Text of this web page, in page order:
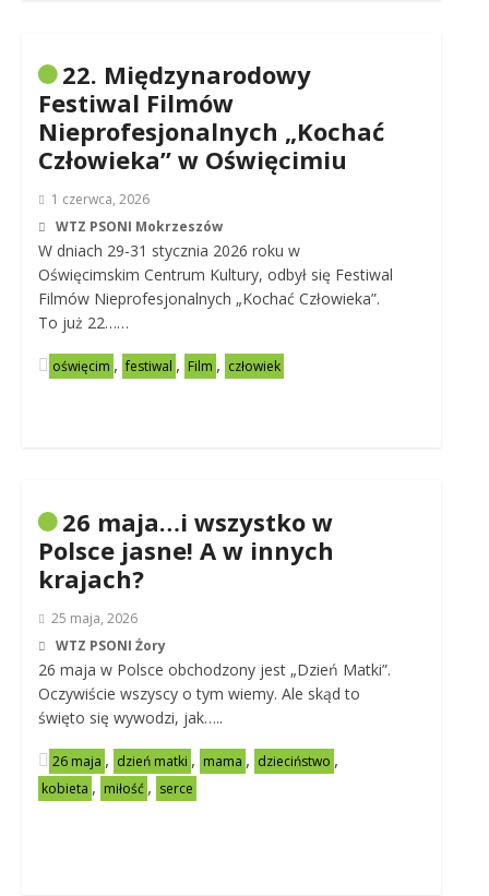
22. Międzynarodowy
Festiwal Filmów
Nieprofesjonalnych „Kochać
Człowieka” w Oświęcimiu
1 czerwca, 2026
WTZ PSONI Mokrzeszów
W dniach 29-31 stycznia 2026 roku w
Oświęcimskim Centrum Kultury, odbył się Festiwal
Filmów Nieprofesjonalnych „Kochać Człowieka”.
To już 22……
oświęcim , festiwal , Film , człowiek
26 maja…i wszystko w
Polsce jasne! A w innych
krajach?
25 maja, 2026
WTZ PSONI Żory
26 maja w Polsce obchodzony jest „Dzień Matki”.
Oczywiście wszyscy o tym wiemy. Ale skąd to
święto się wywodzi, jak…..
26 maja , dzień matki , mama , dzieciństwo ,
kobieta , miłość , serce